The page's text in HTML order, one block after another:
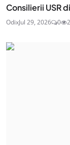
Consilierii USR
OdixJul 29, 2026 0 2